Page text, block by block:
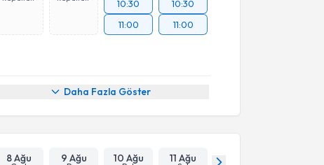
10:30
11:00
10:30
11:00
Daha Fazla Göster
8 Ağu 9 Ağu 10 Ağu 11 Ağu